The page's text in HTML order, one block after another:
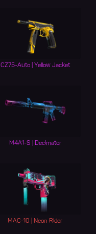
CZ75-Auto | Yellow Jacket
M4A1-S | Decimator
MAC-10 | Neon Rider